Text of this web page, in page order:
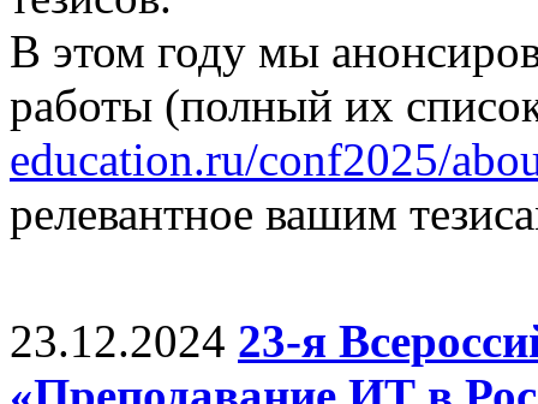
В этом году мы
работы (полный их
education.ru/conf2025/
релевантное вашим
23.12.2024 23-я